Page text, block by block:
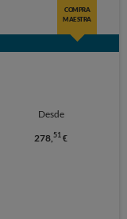
COMPRA
MAESTRA
Desde
278,51 €